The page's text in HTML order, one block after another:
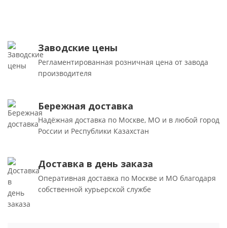
Заводские цены
Регламентированная розничная цена от завода
производителя
Бережная доставка
Надёжная доставка по Москве, МО и в любой город
России и Республики Казахстан
Доставка в день заказа
Оперативная доставка по Москве и МО благодаря
собственной курьерской службе